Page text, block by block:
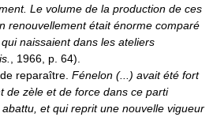
Le volume de la production de ces
renouvellement était énorme comparé
naissaient dans les ateliers
, 1966, p. 64).
reparaître. Fénelon (...) avait été fort
de zèle et de force dans ce parti
et qui reprit une nouvelle vigueur